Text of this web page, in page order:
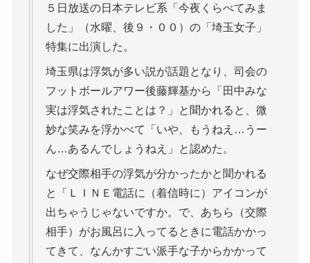
５日放送の日本テレビ系「今夜くらべてみま
した」（水曜、後９・００）の「埼玉女子」
特集に出演した。
埼玉県は浮気が多い説が話題となり、司会の
フットボールアワー後藤輝基から「田中みな
実は浮気されたことは？」と聞かれると、微
妙な笑みを浮かべて「いや、もうねえ…うー
ん…あるんでしょうねえ」と認めた。
なぜ交際相手の浮気が分かったかと聞かれる
と「ＬＩＮＥ電話に（着信時に）アイコンが
出ちゃうじゃないですか。で、あちら（交際
相手）がお風呂に入ってるときに電話かかっ
てきて、なんかすごい派手な子からかかって